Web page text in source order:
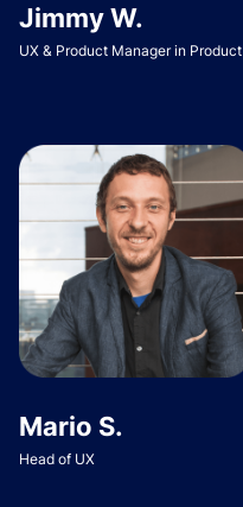
Jimmy W.
UX & Product Manager in Product
Mario S.
Head of UX